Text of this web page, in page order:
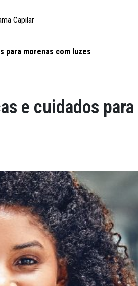
Capilar
para morenas com luzes
e cuidados